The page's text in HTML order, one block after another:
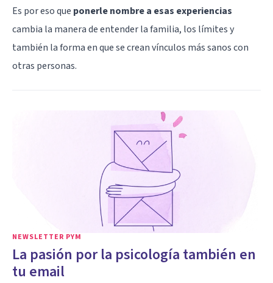
Es por eso que ponerle nombre a esas experiencias
cambia la manera de entender la familia, los límites y
también la forma en que se crean vínculos más sanos con
otras personas.
NEWSLETTER PYM
La pasión por la psicología también en
tu email